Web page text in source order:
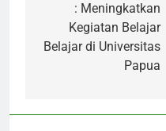
: Meningkatkan
Kegiatan Belajar
Belajar di Universitas
Papua